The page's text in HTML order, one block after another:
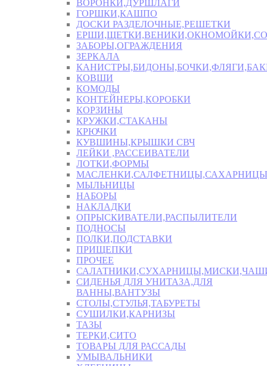
ВОРОНКИ,ДУРШЛАГИ
ГОРШКИ,КАШПО
ДОСКИ РАЗДЕЛОЧНЫЕ,РЕШЕТКИ
ЗАБОРЫ,ОГРАЖДЕНИЯ
ЗЕРКАЛА
КОВШИ
КОМОДЫ
КОНТЕЙНЕРЫ,КОРОБКИ
КОРЗИНЫ
КРУЖКИ,СТАКАНЫ
КРЮЧКИ
КУВШИНЫ,КРЫШКИ СВЧ
ЛЕЙКИ ,РАССЕИВАТЕЛИ
ЛОТКИ,ФОРМЫ
МАСЛЕНКИ,САЛФЕТНИЦЫ,САХАРНИЦЫ
МЫЛЬНИЦЫ
НАБОРЫ
НАКЛАДКИ
ОПРЫСКИВАТЕЛИ,РАСПЫЛИТЕЛИ
ПОДНОСЫ
ПОЛКИ,ПОДСТАВКИ
ПРИЩЕПКИ
ПРОЧЕЕ
СИДЕНЬЯ ДЛЯ УНИТАЗА,ДЛЯ
ВАННЫ,ВАНТУЗЫ
СТОЛЫ,СТУЛЬЯ,ТАБУРЕТЫ
СУШИЛКИ,КАРНИЗЫ
ТАЗЫ
ТЕРКИ,СИТО
ТОВАРЫ ДЛЯ РАССАДЫ
УМЫВАЛЬНИКИ